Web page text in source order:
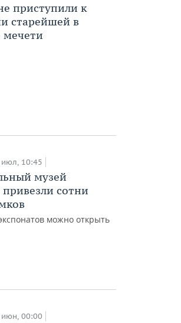
приступили к
старейшей в
мечети
июл, 10:45
музей
привезли сотни
можно открыть
00:00